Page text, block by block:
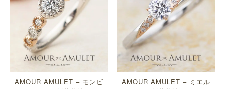
AMOUR AMULET – モンビ
AMOUR AMULET – ミエル